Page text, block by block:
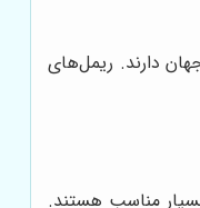
دارند. ریمل‌های
مناسب هستند.